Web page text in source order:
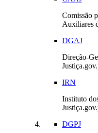
Comissão
Auxiliares
DGAJ
Direção-
IRN
Instituto
DGPJ